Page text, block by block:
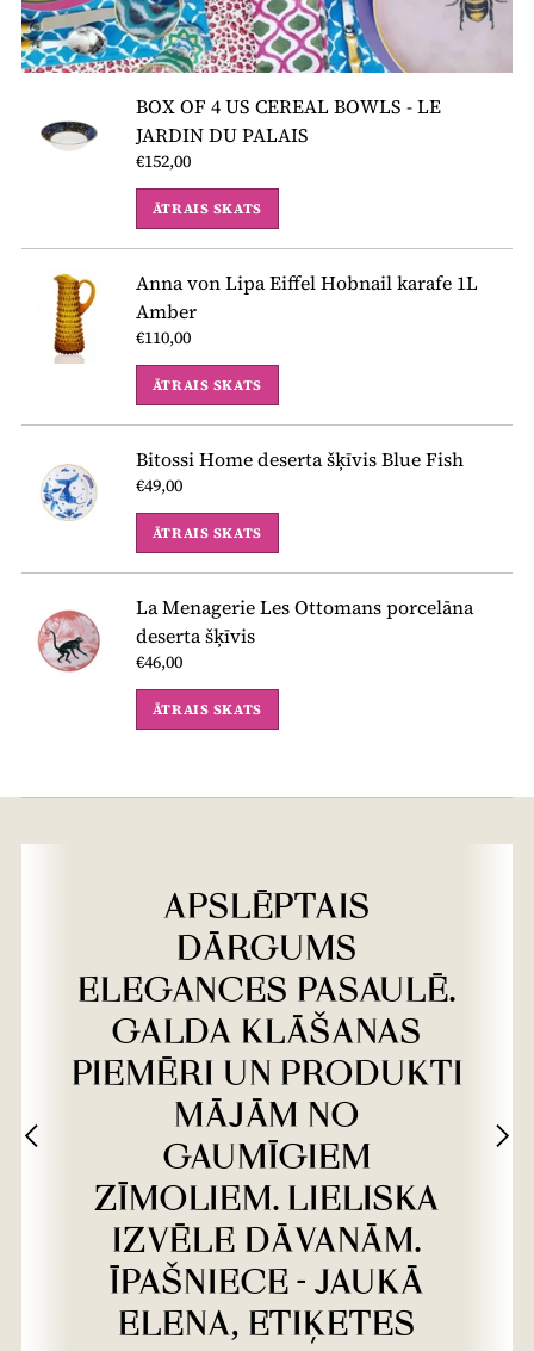
BOX OF 4 US CEREAL BOWLS - LE
JARDIN DU PALAIS
€152,00
ĀTRAIS SKATS
Anna von Lipa Eiffel Hobnail karafe 1L
Amber
€110,00
ĀTRAIS SKATS
Bitossi Home deserta šķīvis Blue Fish
€49,00
ĀTRAIS SKATS
La Menagerie Les Ottomans porcelāna
deserta šķīvis
€46,00
ĀTRAIS SKATS
APSLĒPTAIS
DĀRGUMS
ELEGANCES PASAULĒ.
GALDA KLĀŠANAS
PIEMĒRI UN PRODUKTI
MĀJĀM NO
GAUMĪGIEM
ZĪMOLIEM. LIELISKA
IZVĒLE DĀVANĀM.
ĪPAŠNIECE - JAUKĀ
ELENA, ETIĶETES